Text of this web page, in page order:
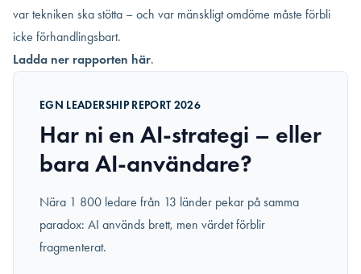
var tekniken ska stötta – och var mänskligt omdöme måste förbli
icke förhandlingsbart.
Ladda ner rapporten här.
EGN LEADERSHIP REPORT 2026
Har ni en AI-strategi – eller
bara AI-användare?
Nära 1 800 ledare från 13 länder pekar på samma
paradox: AI används brett, men värdet förblir
fragmenterat.